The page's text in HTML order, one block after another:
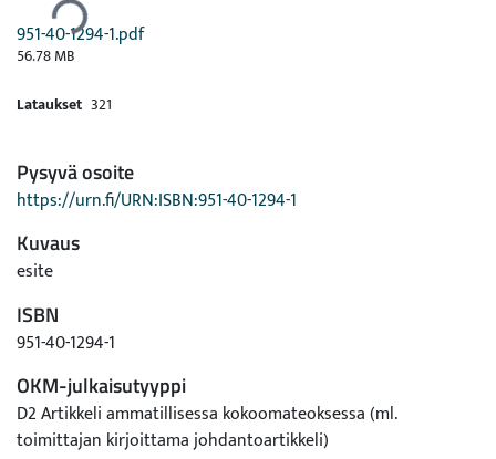
Ladataan...
951-40-1294-1.pdf
56.78 MB
Lataukset 321
Pysyvä osoite
https://urn.fi/URN:ISBN:951-40-1294-1
Kuvaus
esite
ISBN
951-40-1294-1
OKM-julkaisutyyppi
D2 Artikkeli ammatillisessa kokoomateoksessa (ml.
toimittajan kirjoittama johdantoartikkeli)